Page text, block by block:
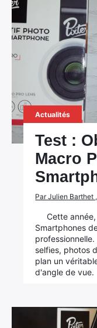
Actualités
Test :
Macro
Par Julien Barthet
Cette
Smartphones
selfies, photos
plan un
d'angle de vue.